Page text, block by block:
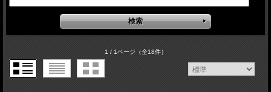
1 / 1ページ（全18件）